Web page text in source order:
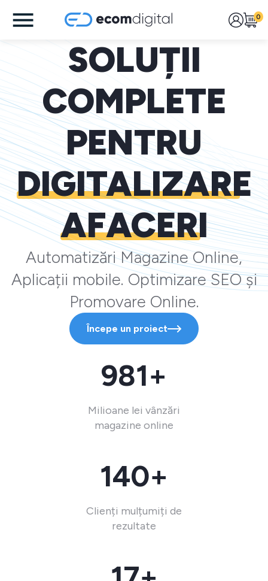
0
SOLUȚII
COMPLETE
PENTRU
DIGITALIZARE
AFACERI
Automatizări Magazine Online,
Aplicații mobile. Optimizare SEO și
Promovare Online.
Începe un proiect
981+
Milioane lei vânzări
magazine online
140+
Clienți mulțumiți de
rezultate